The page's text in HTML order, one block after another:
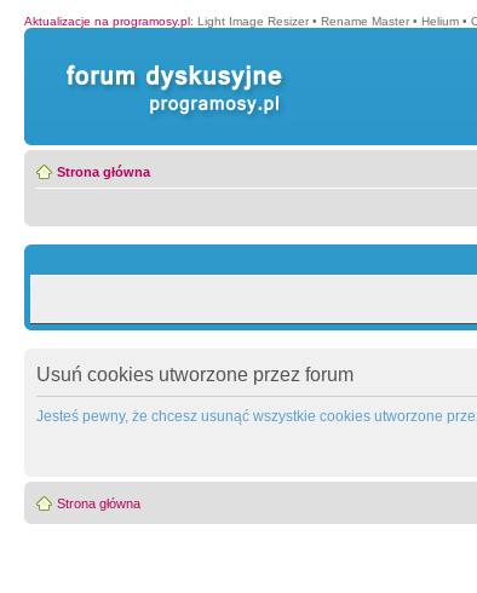
Aktualizacje na programosy.pl: Light Image Resizer • Rename Master • Helium •
Strona główna
Usuń cookies utworzone przez forum
Jesteś pewny, że chcesz usunąć wszystkie cookies utworzone
Strona główna